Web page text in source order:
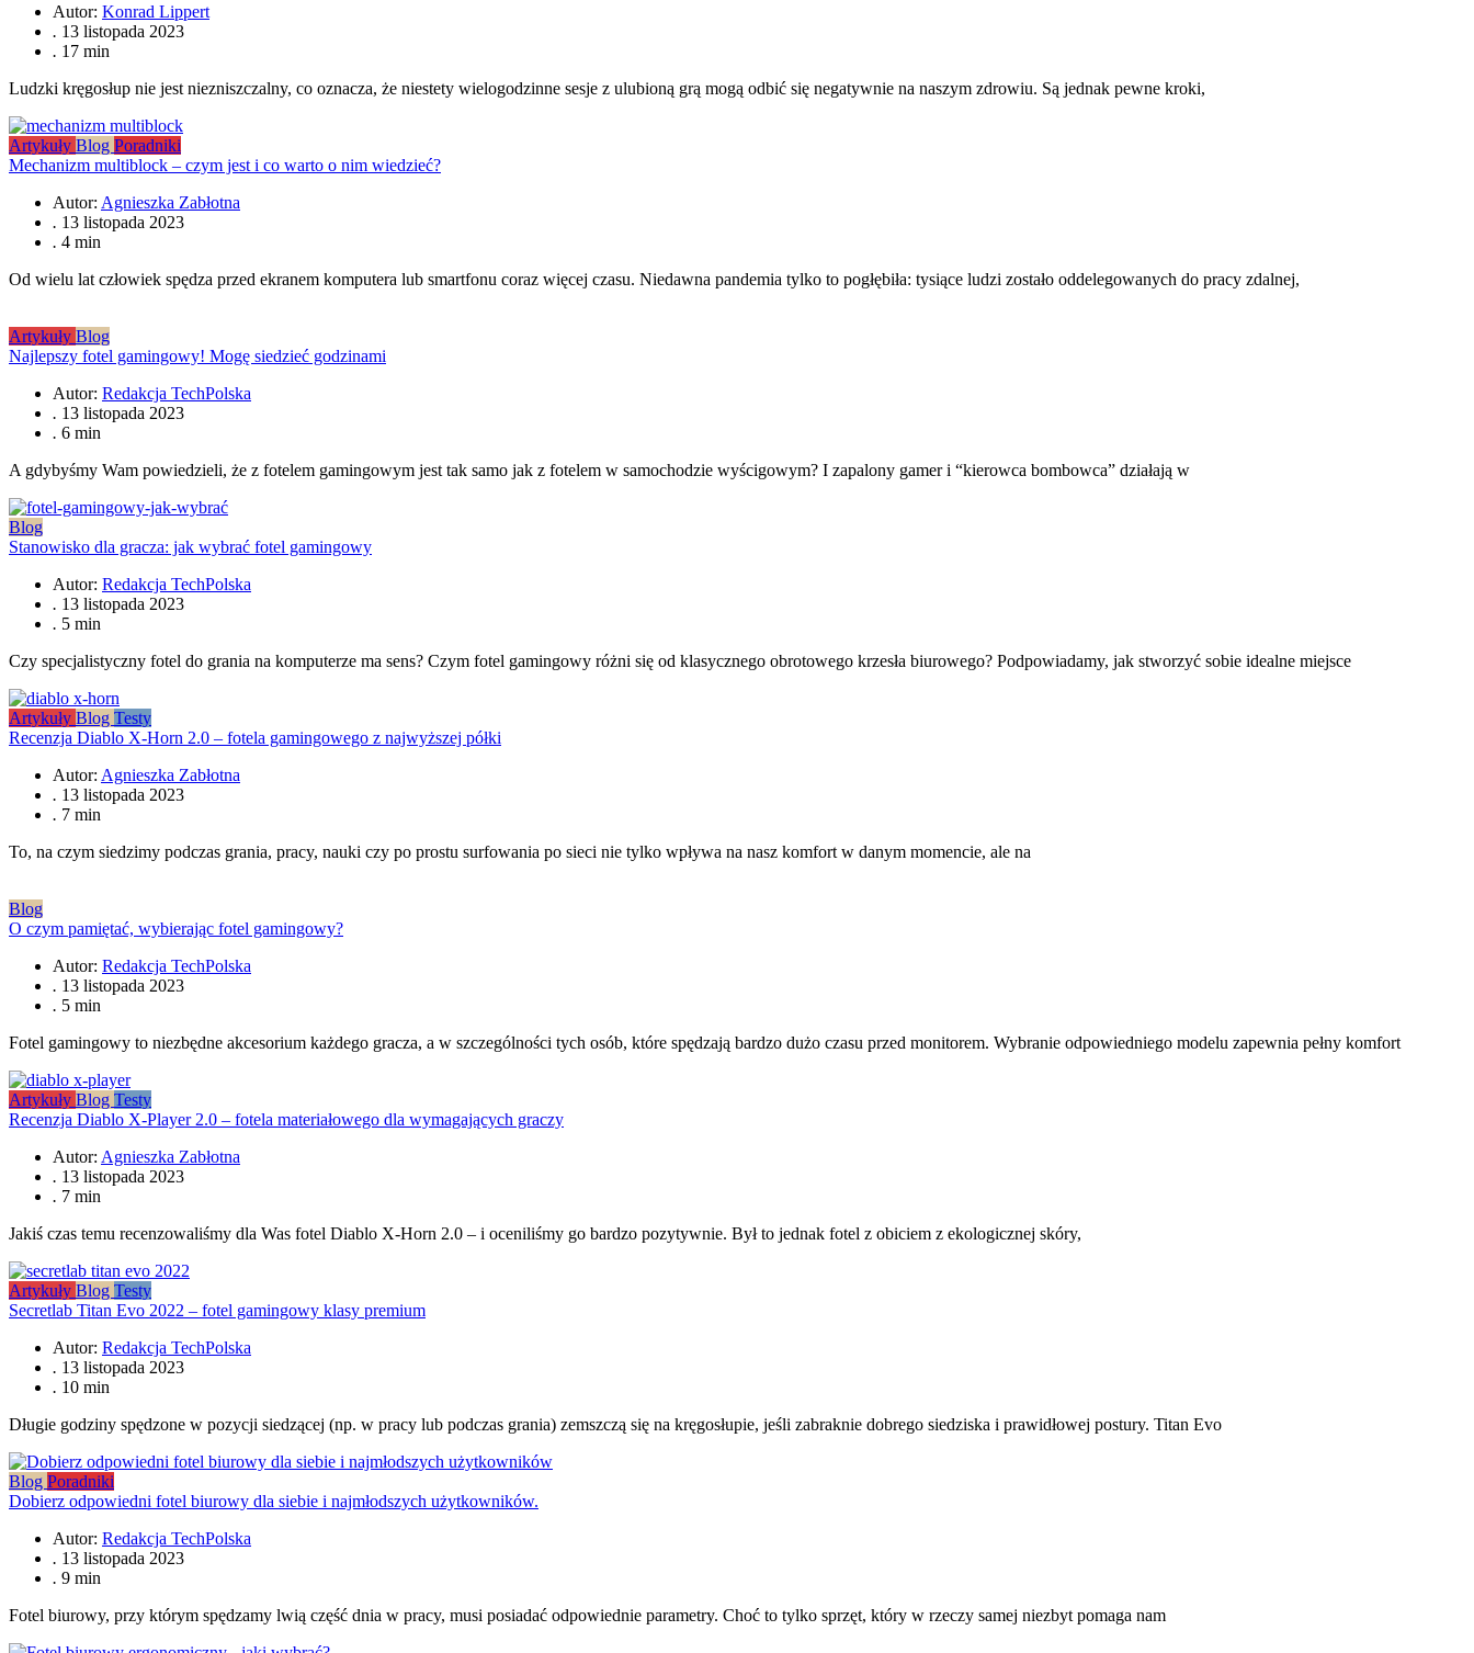
Autor: Konrad Lippert
. 13 listopada 2023
. 17 min
Ludzki kręgosłup nie jest niezniszczalny, co oznacza, że niestety wielogodzinne sesje z ulubioną grą mogą odbić się negatywnie na naszym zdrowiu. Są jednak pewne kroki,
Artykuły Blog Poradniki
Mechanizm multiblock – czym jest i co warto o nim wiedzieć?
Autor: Agnieszka Zabłotna
. 13 listopada 2023
. 4 min
Od wielu lat człowiek spędza przed ekranem komputera lub smartfonu coraz więcej czasu. Niedawna pandemia tylko to pogłębiła: tysiące ludzi zostało oddelegowanych do pracy zdalnej,
Artykuły Blog
Najlepszy fotel gamingowy! Mogę siedzieć godzinami
Autor: Redakcja TechPolska
. 13 listopada 2023
. 6 min
A gdybyśmy Wam powiedzieli, że z fotelem gamingowym jest tak samo jak z fotelem w samochodzie wyścigowym? I zapalony gamer i “kierowca bombowca” działają w
Blog
Stanowisko dla gracza: jak wybrać fotel gamingowy
Autor: Redakcja TechPolska
. 13 listopada 2023
. 5 min
Czy specjalistyczny fotel do grania na komputerze ma sens? Czym fotel gamingowy różni się od klasycznego obrotowego krzesła biurowego? Podpowiadamy, jak stworzyć sobie idealne miejsce
Artykuły Blog Testy
Recenzja Diablo X-Horn 2.0 – fotela gamingowego z najwyższej półki
Autor: Agnieszka Zabłotna
. 13 listopada 2023
. 7 min
To, na czym siedzimy podczas grania, pracy, nauki czy po prostu surfowania po sieci nie tylko wpływa na nasz komfort w danym momencie, ale na
Blog
O czym pamiętać, wybierając fotel gamingowy?
Autor: Redakcja TechPolska
. 13 listopada 2023
. 5 min
Fotel gamingowy to niezbędne akcesorium każdego gracza, a w szczególności tych osób, które spędzają bardzo dużo czasu przed monitorem. Wybranie odpowiedniego modelu zapewnia pełny komfort
Artykuły Blog Testy
Recenzja Diablo X-Player 2.0 – fotela materiałowego dla wymagających graczy
Autor: Agnieszka Zabłotna
. 13 listopada 2023
. 7 min
Jakiś czas temu recenzowaliśmy dla Was fotel Diablo X-Horn 2.0 – i oceniliśmy go bardzo pozytywnie. Był to jednak fotel z obiciem z ekologicznej skóry,
Artykuły Blog Testy
Secretlab Titan Evo 2022 – fotel gamingowy klasy premium
Autor: Redakcja TechPolska
. 13 listopada 2023
. 10 min
Długie godziny spędzone w pozycji siedzącej (np. w pracy lub podczas grania) zemszczą się na kręgosłupie, jeśli zabraknie dobrego siedziska i prawidłowej postury. Titan Evo
Blog Poradniki
Dobierz odpowiedni fotel biurowy dla siebie i najmłodszych użytkowników.
Autor: Redakcja TechPolska
. 13 listopada 2023
. 9 min
Fotel biurowy, przy którym spędzamy lwią część dnia w pracy, musi posiadać odpowiednie parametry. Choć to tylko sprzęt, który w rzeczy samej niezbyt pomaga nam